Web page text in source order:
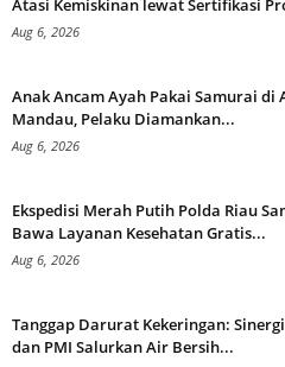
Atasi Kemiskinan lewat Sertifikasi
Aug 6, 2026
Anak Ancam Ayah Pakai Samurai di
Mandau, Pelaku Diamankan...
Aug 6, 2026
Ekspedisi Merah Putih Polda Riau
Bawa Layanan Kesehatan Gratis...
Aug 6, 2026
Tanggap Darurat Kekeringan: Sinergi
dan PMI Salurkan Air Bersih...